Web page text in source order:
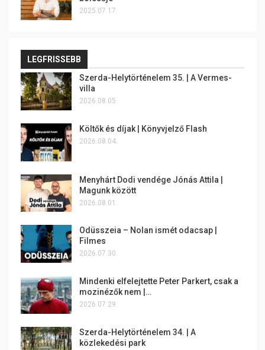
2025.07.17.
LEGFRISSEBB
Szerda-Helytörténelem 35. | A Vermes-
villa
2026.08.05.
Költők és díjak | Könyvjelző Flash
2026.08.04.
Menyhárt Dodi vendége Jónás Attila |
Magunk között
2026.08.01.
Odüsszeia – Nolan ismét odacsap |
Filmes
2026.07.30.
Mindenki elfelejtette Peter Parkert, csak a
mozinézők nem |…
2026.07.29.
Szerda-Helytörténelem 34. | A
közlekedési park